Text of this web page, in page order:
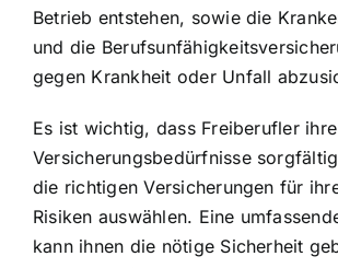
Betrieb entstehen, sowie die
und die
gegen Krankheit oder Unfall
Es ist wichtig, dass Freiberufler ihre
Versicherungsbedürfnisse
die richtigen Versicherungen für
Risiken auswählen. Eine
kann ihnen die nötige Sicherheit